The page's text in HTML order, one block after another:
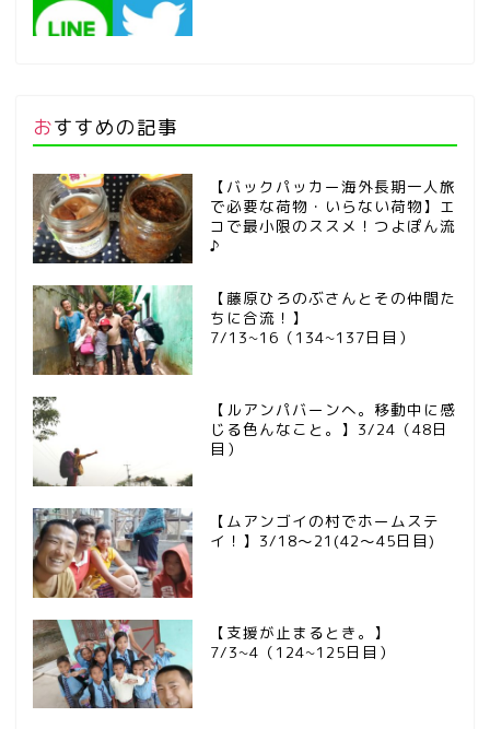
おすすめの記事
【バックパッカー海外長期一人旅
で必要な荷物・いらない荷物】エ
コで最小限のススメ！つよぽん流
♪
【藤原ひろのぶさんとその仲間た
ちに合流！】
7/13~16（134~137日目）
【ルアンパバーンへ。移動中に感
じる色んなこと。】3/24（48日
目）
【ムアンゴイの村でホームステ
イ！】3/18～21(42～45日目)
【支援が止まるとき。】
7/3~4（124~125日目）